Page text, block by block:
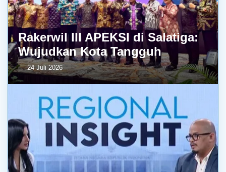
Rakerwil III APEKSI di Salatiga:
Wujudkan Kota Tangguh
24 Juli 2026